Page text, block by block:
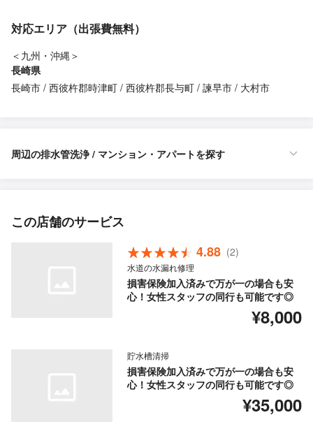
対応エリア（出張費無料）
＜九州・沖縄＞
長崎県
長崎市 西彼杵郡時津町 西彼杵郡長与町 諫早市 大村市
周辺の排水管洗浄 / マンション・アパートを探す
この店舗のサービス
4.88 (2)
水道の水漏れ修理
損害保険加入済みで万が一の場合も安
心！女性スタッフの同行も可能です◎
¥8,000
貯水槽清掃
損害保険加入済みで万が一の場合も安
心！女性スタッフの同行も可能です◎
¥35,000